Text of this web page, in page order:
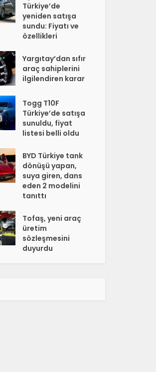
Türkiye’de
yeniden satışa
sundu: Fiyatı ve
özellikleri
Yargıtay’dan sıfır
araç sahiplerini
ilgilendiren karar
Togg T10F
Türkiye’de satışa
sunuldu, fiyat
listesi belli oldu
BYD Türkiye tank
dönüşü yapan,
suya giren, dans
eden 2 modelini
tanıttı
Tofaş, yeni araç
üretim
sözleşmesini
duyurdu